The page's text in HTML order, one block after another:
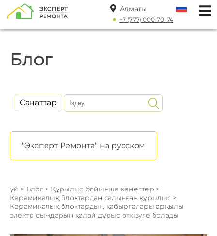
Алматы
+7 (777) 000-70-74
Блог
Санаттар
"Эксперт Ремонта" на русском
үй > Блог > Құрылыс бойынша кеңестер >
Керамикалық блоктардан салынған құрылыс >
Керамикалық блоктардың қабырғалары арқылы
электр сымдарын қалай дұрыс өткізуге болады